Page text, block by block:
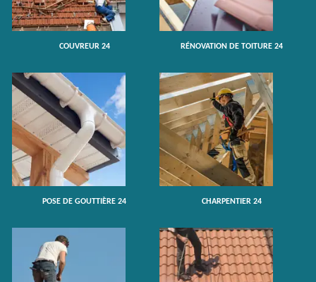
COUVREUR 24 RÉNOVATION DE TOITURE 24
POSE DE GOUTTIÈRE 24 CHARPENTIER 24